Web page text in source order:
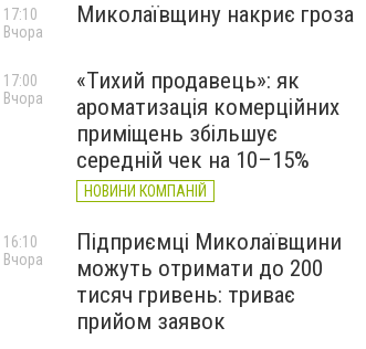
Миколаївщину накриє гроза
17:10
Вчора
«Тихий продавець»: як
ароматизація комерційних
приміщень збільшує
середній чек на 10–15%
НОВИНИ КОМПАНІЙ
17:00
Вчора
Підприємці Миколаївщини
можуть отримати до 200
тисяч гривень: триває
прийом заявок
16:10
Вчора